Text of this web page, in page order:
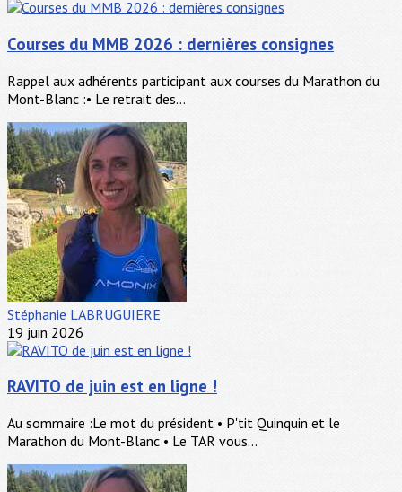
Courses du MMB 2026 : dernières consignes
Rappel aux adhérents participant aux courses du Marathon du
Mont-Blanc :• Le retrait des...
Stéphanie LABRUGUIERE
19 juin 2026
RAVITO de juin est en ligne !
Au sommaire :Le mot du président • P'tit Quinquin et le
Marathon du Mont-Blanc • Le TAR vous...